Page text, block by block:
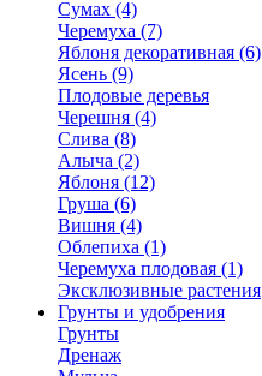
Сумах (4)
Черемуха (7)
Яблоня декоративная (6)
Ясень (9)
Плодовые деревья
Черешня (4)
Слива (8)
Алыча (2)
Яблоня (12)
Груша (6)
Вишня (4)
Облепиха (1)
Черемуха плодовая (1)
Эксклюзивные растения
Грунты и удобрения
Грунты
Дренаж